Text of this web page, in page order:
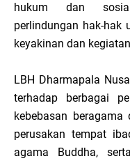
hukum dan sosial
perlindungan hak-hak
keyakinan dan
LBH Dharmapala
terhadap berbagai
kebebasan
perusakan tempat
agama Buddha,